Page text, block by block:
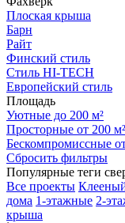
Плоская крыша
Барн
Райт
Финский стиль
Стиль HI-TECH
Европейский стиль
Площадь
Уютные до 200 м²
Просторные от 200
Бескомпромиссные
Сбросить фильтры
Популярные теги
Все проекты
дома 1-этажные 2-
крыша